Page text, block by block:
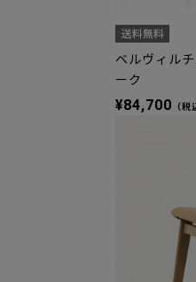
ベルヴィル
ーク
¥84,700 （税